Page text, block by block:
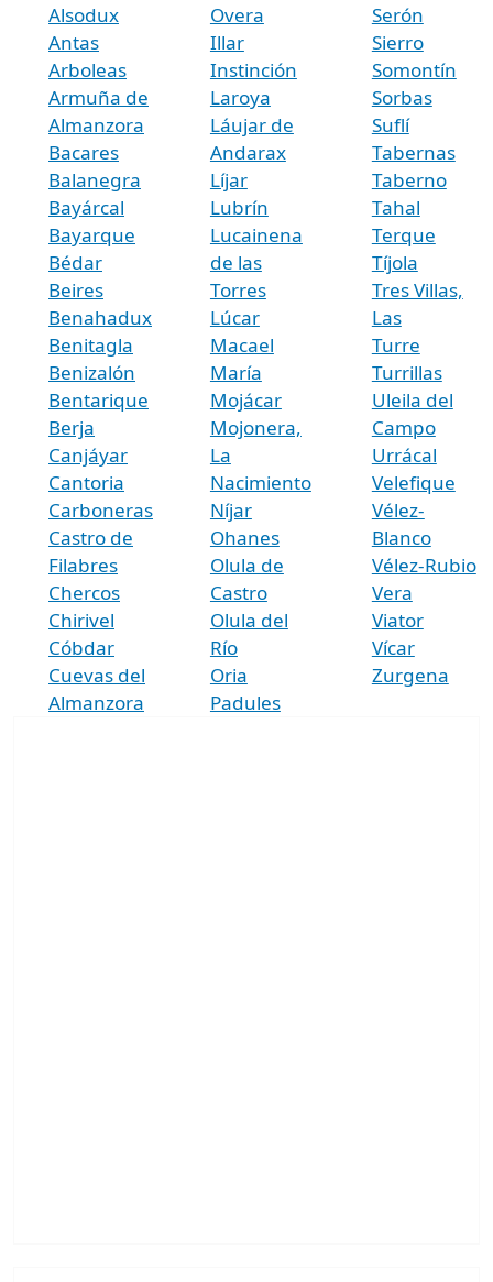
Alsodux
Antas
Arboleas
Armuña de
Almanzora
Bacares
Balanegra
Bayárcal
Bayarque
Bédar
Beires
Benahadux
Benitagla
Benizalón
Bentarique
Berja
Canjáyar
Cantoria
Carboneras
Castro de
Filabres
Chercos
Chirivel
Cóbdar
Cuevas del
Almanzora
Overa
Illar
Instinción
Laroya
Láujar de
Andarax
Líjar
Lubrín
Lucainena
de las
Torres
Lúcar
Macael
María
Mojácar
Mojonera,
La
Nacimiento
Níjar
Ohanes
Olula de
Castro
Olula del
Río
Oria
Padules
Serón
Sierro
Somontín
Sorbas
Suflí
Tabernas
Taberno
Tahal
Terque
Tíjola
Tres Villas,
Las
Turre
Turrillas
Uleila del
Campo
Urrácal
Velefique
Vélez-
Blanco
Vélez-Rubio
Vera
Viator
Vícar
Zurgena